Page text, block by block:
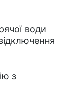
води
з